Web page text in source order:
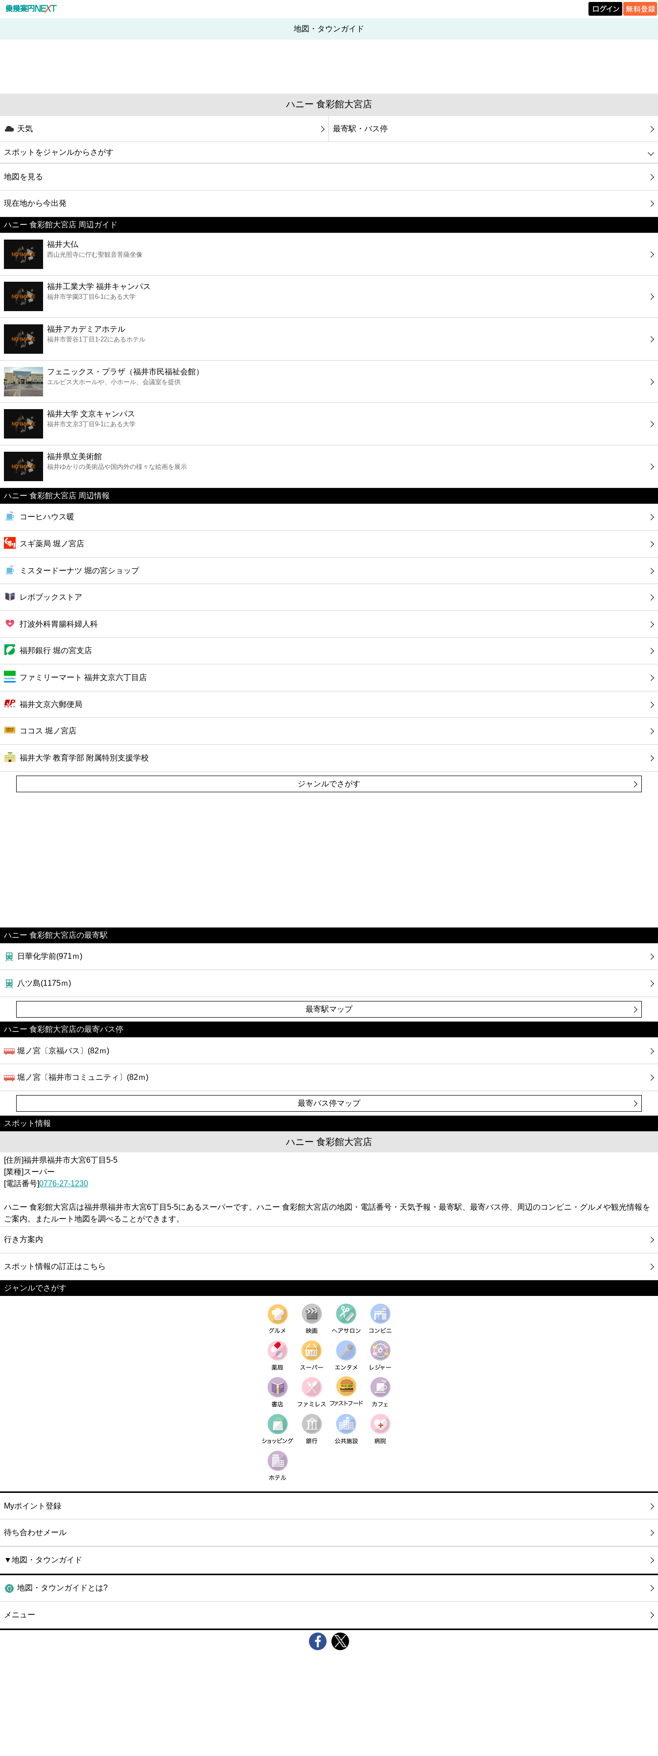
地図・タウンガイド
ハニー 食彩館大宮店
天気 最寄駅・バス停
スポットをジャンルからさがす
グルメ
映画
美容
コンビニ
薬局
スーパー
エンタメ
レジャー
書店
ファミレス
ファーストフード
カフェ
ショッピング
公共
地図を見る
現在地から今出発
ハニー 食彩館大宮店 周辺ガイド
福井大仏
西山光照寺に佇む聖観音菩薩坐像
福井工業大学 福井キャンパス
福井市学園3丁目6-1にある大学
福井アカデミアホテル
福井市菅谷1丁目1-22にあるホテル
フェニックス・プラザ（福井市民福祉会館）
エルピス大ホールや、小ホール、会議室を提供
福井大学 文京キャンパス
福井市文京3丁目9-1にある大学
福井県立美術館
福井ゆかりの美術品や国内外の様々な絵画を展示
ハニー 食彩館大宮店 周辺情報
コーヒハウス暖
スギ薬局 堀ノ宮店
ミスタードーナツ 堀の宮ショップ
レボブックストア
打波外科胃腸科婦人科
福邦銀行 堀の宮支店
ファミリーマート 福井文京六丁目店
福井文京六郵便局
ココス 堀ノ宮店
福井大学 教育学部 附属特別支援学校
ジャンルでさがす
ハニー 食彩館大宮店の最寄駅
日華化学前(971ｍ)
八ツ島(1175ｍ)
最寄駅マップ
ハニー 食彩館大宮店の最寄バス停
堀ノ宮〔京福バス〕(82ｍ)
堀ノ宮〔福井市コミュニティ〕(82ｍ)
最寄バス停マップ
スポット情報
ハニー 食彩館大宮店
[住所]福井県福井市大宮6丁目5-5
[業種]スーパー
[電話番号]0776-27-1230
ハニー 食彩館大宮店は福井県福井市大宮6丁目5-5にあるスーパーです。ハニー 食彩館大宮店の地図・電話番号・天気予報・最寄駅、最寄バス停、周辺のコンビニ・グルメや観光情報を
ご案内。またルート地図を調べることができます。
行き方案内
スポット情報の訂正はこちら
ジャンルでさがす
Myポイント登録
待ち合わせメール
▼地図・タウンガイド
地図・タウンガイドとは?
メニュー